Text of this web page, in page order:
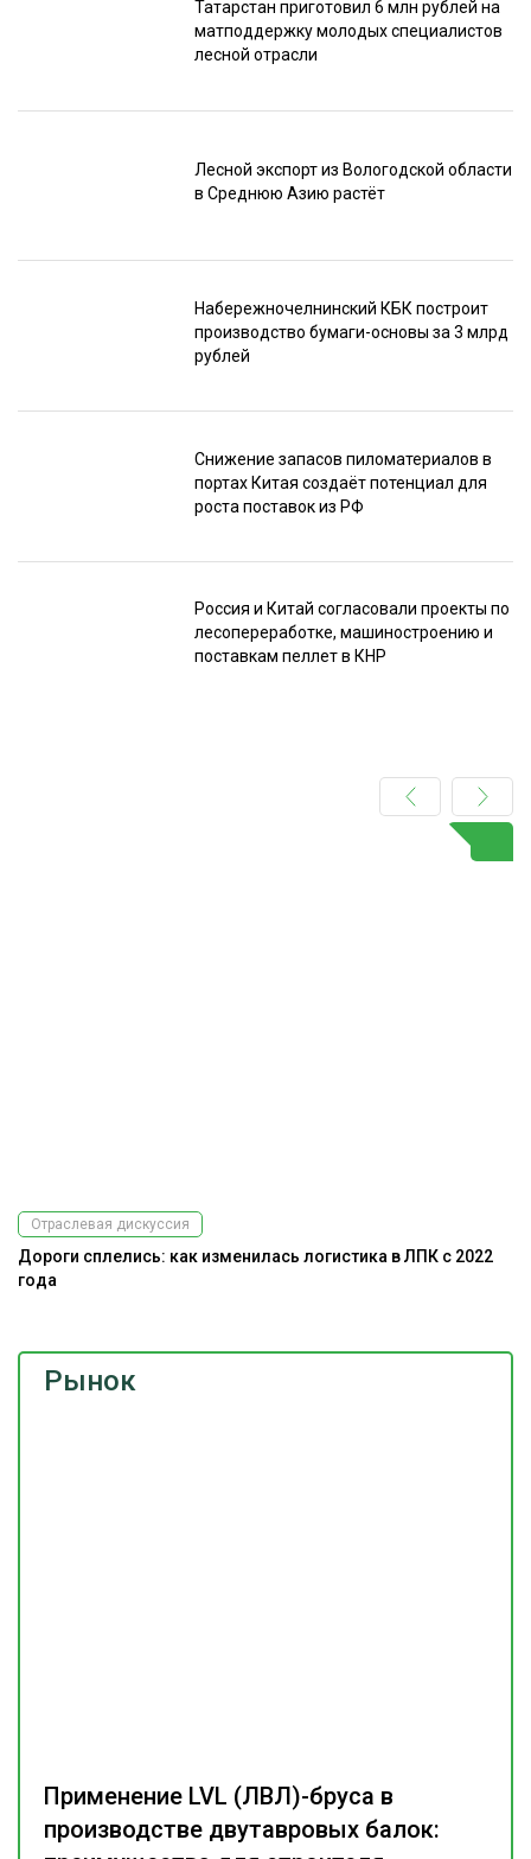
Татарстан приготовил 6 млн рублей на
матподдержку молодых специалистов
лесной отрасли
Лесной экспорт из Вологодской области
в Среднюю Азию растёт
Набережночелнинский КБК построит
производство бумаги-основы за 3 млрд
рублей
Снижение запасов пиломатериалов в
портах Китая создаёт потенциал для
роста поставок из РФ
Россия и Китай согласовали проекты по
лесопереработке, машиностроению и
поставкам пеллет в КНР
Рынок
Применение LVL (ЛВЛ)-бруса в
производстве двутавровых балок:
Отраслевая дискуссия
Дороги сплелись: как изменилась логистика в ЛПК с 2022
года